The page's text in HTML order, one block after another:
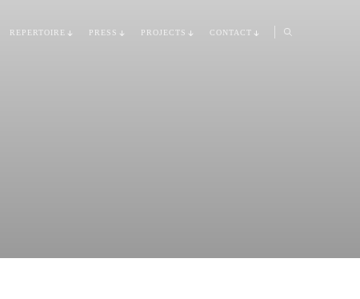
REPERTOIRE PRESS PROJECTS CONTACT